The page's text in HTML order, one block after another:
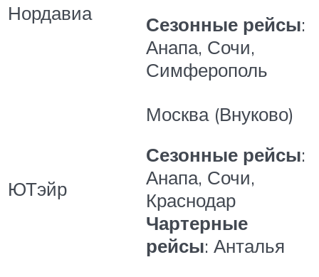
Нордавиа
Сезонные рейсы:
Анапа, Сочи,
Симферополь
ЮТэйр
Москва (Внуково)
Сезонные рейсы:
Анапа, Сочи,
Краснодар
Чартерные
рейсы: Анталья